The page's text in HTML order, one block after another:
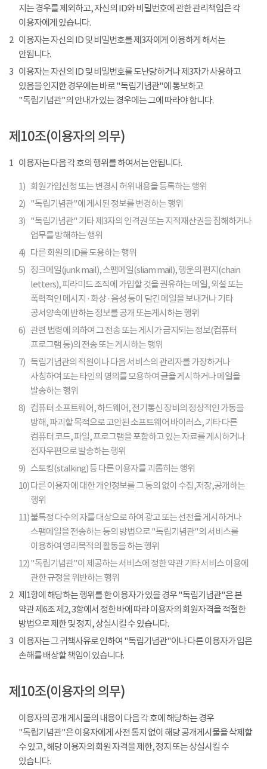
지는 경우를 제외하고, 자신의 ID와 비밀번호에 관한 관리책임은 각
이용자에게 있습니다.
2 이용자는 자신의 ID 및 비밀번호를 제3자에게 이용하게 해서는
안됩니다.
3 이용자는 자신의 ID 및 비밀번호를 도난당하거나 제3자가 사용하고
있음을 인지한 경우에는 바로 "독립기념관"에 통보하고
"독립기념관"의 안내가 있는 경우에는 그에 따라야 합니다.
제10조(이용자의 의무)
1 이용자는 다음 각 호의 행위를 하여서는 안됩니다.
1) 회원가입신청 또는 변경시 허위내용을 등록하는 행위
2) "독립기념관"에 게시된 정보를 변경하는 행위
3) "독립기념관" 기타 제3자의 인격권 또는 지적재산권을 침해하거나
업무를 방해하는 행위
4) 다른 회원의 ID를 도용하는 행위
5) 정크메일(junk mail), 스팸메일(sliam mail), 행운의 편지(chain
letters), 피라미드 조직에 가입할 것을 권유하는 메일, 외설 또는
폭력적인 메시지 · 화상 · 음성 등이 담긴 메일을 보내거나 기타
공서양속에 반하는 정보를 공개 또는게시하는 행위
6) 관련 법령에 의하여 그 전송 또는 게시가 금지되는 정보(컴퓨터
프로그램 등)의 전송 또는 게시하는 행위
7) 독립기념관의 직원이나 다음 서비스의 관리자를 가장하거나
사칭하여 또는 타인의 명의를 모용하여 글을 게시하거나 메일을
발송하는 행위
8) 컴퓨터 소프트웨어, 하드웨어, 전기통신 장비의 정상적인 가동을
방해, 파괴할 목적으로 고안된 소프트웨어 바이러스, 기타 다른
컴퓨터 코드, 파일, 프로그램을 포함하고 있는 자료를 게시하거나
전자우편으로 발송하는 행위
9) 스토킹(stalking) 등 다른 이용자를 괴롭히는 행위
10)다른 이용자에 대한 개인정보를 그 동의 없이 수집,저장,공개하는
행위
11)불특정 다수의 자를 대상으로 하여 광고 또는 선전을 게시하거나
스팸메일을 전송하는 등의 방법으로 "독립기념관"의 서비스를
이용하여 영리목적의 활동을 하는 행위
12)"독립기념관"이 제공하는 서비스에 정한 약관 기타 서비스 이용에
관한 규정을 위반하는 행위
2 제1항에 해당하는 행위를 한 이용자가 있을 경우 "독립기념관"은 본
약관 제6조 제2, 3항에서 정한 바에 따라 이용자의 회원자격을 적절한
방법으로 제한 및 정지, 상실시킬 수 있습니다.
3 이용자는 그 귀책사유로 인하여 "독립기념관"이나 다른 이용자가 입은
손해를 배상할 책임이 있습니다.
제10조(이용자의 의무)
이용자의 공개 게시물의 내용이 다음 각 호에 해당하는 경우
"독립기념관"은 이용자에게 사전 통지 없이 해당 공개게시물을 삭제할
수 있고, 해당 이용자의 회원 자격을 제한, 정지 또는 상실시킬 수
있습니다.